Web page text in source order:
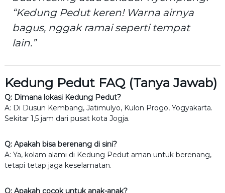
“Kedung Pedut keren! Warna airnya
bagus, nggak ramai seperti tempat
lain.”
Kedung Pedut FAQ (Tanya Jawab)
Q: Dimana lokasi Kedung Pedut?
A: Di Dusun Kembang, Jatimulyo, Kulon Progo, Yogyakarta.
Sekitar 1,5 jam dari pusat kota Jogja.
Q: Apakah bisa berenang di sini?
A: Ya, kolam alami di Kedung Pedut aman untuk berenang,
tetapi tetap jaga keselamatan.
Q: Apakah cocok untuk anak-anak?